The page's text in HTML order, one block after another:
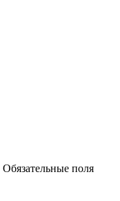
Обязательные поля